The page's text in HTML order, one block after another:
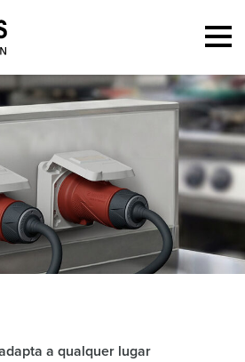
SCHUKO®
– feito para qualquer ambiente